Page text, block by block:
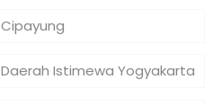
Cipayung
Daerah Istimewa Yogyakarta